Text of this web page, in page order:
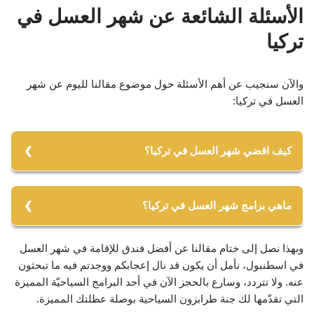
الأسئلة الشائعة عن شهر العسل في
تركيا
والآن سنجيب عن أهم الأسئلة حول موضوع مقالنا لليوم عن شهر
العسل في تركيا:
كيف اقضي شهر العسل في تركيا؟
ونقضيها بين اسطنبول ومدن تركية أخرى مثل أزمير وأنطاليا
وطرابزون وبورصة.
ماهي برامج شهر العسل في تركيا؟
نقدم لكم الكثير من برامج وعروض شهر العسل المميزة، ومنها
ما يلي:
1- عرض شهر العسل لمدة 6 أيام في طرابزون وريزا.
وبهذا نصل إلى ختام مقالنا عن أفضل فندق للإقامة في شهر العسل
في اسطنبول، نأمل أن يكون قد نال إعجابكم ووجدتم فيه ما تبحثون
عنه. ولا تتردد، وسارع بالحجز الآن في أحد البرامج السياحيّة المميزة
التي تقدّمها لك جنة طرابزون السياحية بوصلة عطلتك المميزة.